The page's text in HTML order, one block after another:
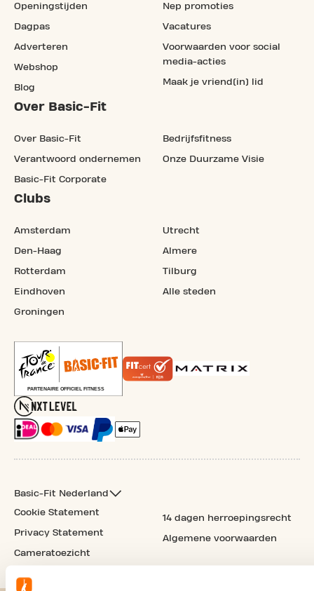
Openingstijden
Dagpas
Adverteren
Webshop
Blog
Nep promoties
Vacatures
Voorwaarden voor social
media-acties
Maak je vriend(in) lid
Over Basic-Fit
Over Basic-Fit
Verantwoord ondernemen
Basic-Fit Corporate
Bedrijfsfitness
Onze Duurzame Visie
Clubs
Amsterdam
Den-Haag
Rotterdam
Eindhoven
Groningen
Utrecht
Almere
Tilburg
Alle steden
Basic-Fit Nederland
Cookie Statement
Privacy Statement
Cameratoezicht
14 dagen herroepingsrecht
Algemene voorwaarden